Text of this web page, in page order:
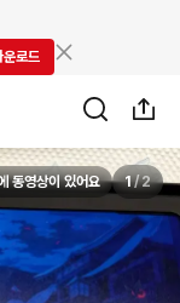
운로드
동영상이 있어요 1/2